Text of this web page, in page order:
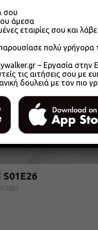
S01E26
σου
άμεσα
εταιρίες σου και λάβε
πολύ
– Εργασία στην
τις αιτήσεις σου
δουλειά με τον πιο